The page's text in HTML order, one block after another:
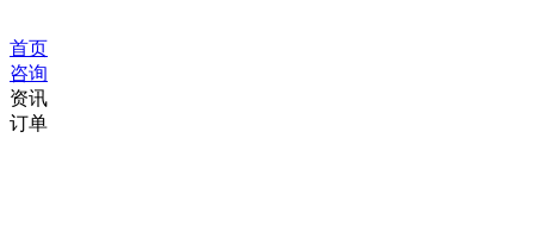
首页
咨询
资讯
订单